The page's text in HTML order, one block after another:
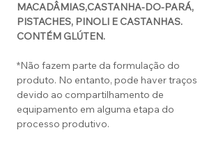
MACADÂMIAS,CASTANHA-DO-PARÁ,
PISTACHES, PINOLI E CASTANHAS.
CONTÉM GLÚTEN.
*Não fazem parte da formulação do
produto. No entanto, pode haver traços
devido ao compartilhamento de
equipamento em alguma etapa do
processo produtivo.